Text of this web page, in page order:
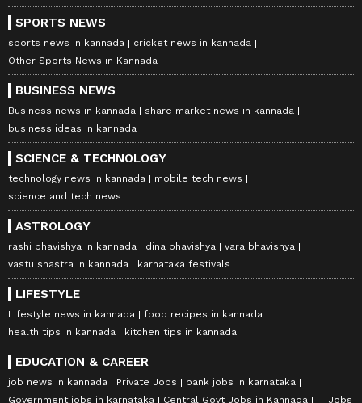
SPORTS NEWS
sports news in kannada
cricket news in kannada
Other Sports News in Kannada
BUSINESS NEWS
Business news in kannada
share market news in kannada
business ideas in kannada
SCIENCE & TECHNOLOGY
technology news in kannada
mobile tech news
science and tech news
ASTROLOGY
rashi bhavishya in kannada dina bhavishya
vara bhavishya
vastu shastra in kannada
karnataka festivals
LIFESTYLE
Lifestyle news in kannada
food recipes in kannada
health tips in kannada
kitchen tips in kannada
EDUCATION & CAREER
job news in kannada Private Jobs
bank jobs in karnataka
Government jobs in karnataka
Central Govt Jobs in Kannada IT Jobs